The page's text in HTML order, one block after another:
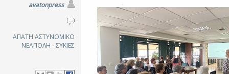
avatonpress
ΑΠΑΤΗ ΑΣΤΥΝΟΜΙΚΟ
ΝΕΑΠΟΛΗ - ΣΥΚΙΕΣ